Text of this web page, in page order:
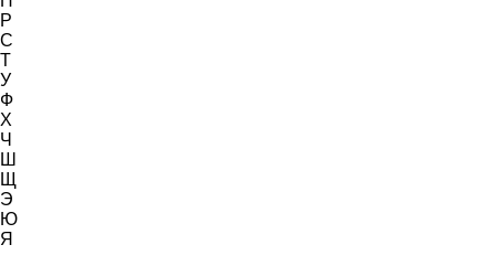
Р
С
Т
У
Ф
Х
Ч
Ш
Щ
Э
Ю
Я